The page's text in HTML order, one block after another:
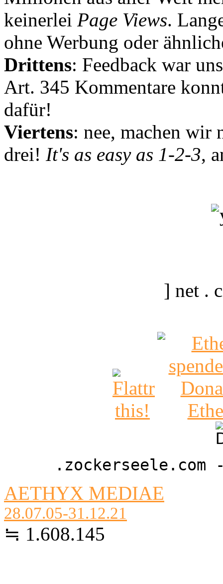
keinerlei Page Views.
ohne Werbung oder
Drittens: Feedback war
Art. 345 Kommentare
dafür!
Viertens: nee, machen wir
drei! It's as easy as 1-2-3,
] net .
AETHYX MEDIAE
28.07.05-31.12.21
≒ 1.608.145